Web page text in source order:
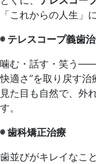
「これからの人生」
◉ テレスコープ義歯
噛む・話す・笑う――
快適さ”を取り戻す治
見た目も自然で、外
す。
◉歯科矯正治療
歯並びがキレイなこ